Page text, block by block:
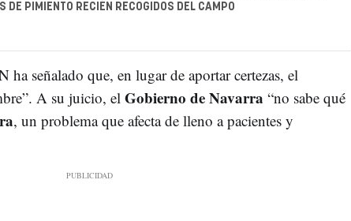
DE PIMIENTO RECIÉN RECOGIDOS DEL CAMPO
ha señalado que, en lugar de aportar certezas, el
A su juicio, el Gobierno de Navarra “no sabe qué
, un problema que afecta de lleno a pacientes y